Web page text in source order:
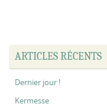
ARTICLES RÉCENTS
Dernier jour !
Kermesse